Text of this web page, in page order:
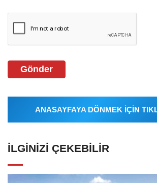
Gönder
ANASAYFAYA DÖNMEK İÇİN
İLGINIZI ÇEKEBILIR